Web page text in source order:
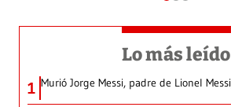
Lo más leído
1 Murió Jorge Messi, padre de Lionel